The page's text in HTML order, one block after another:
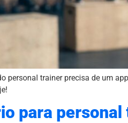
personal trainer precisa de um
para